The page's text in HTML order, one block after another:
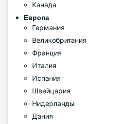
Канада
Европа
Германия
Великобритания
Франция
Италия
Испания
Швейцария
Нидерланды
Дания